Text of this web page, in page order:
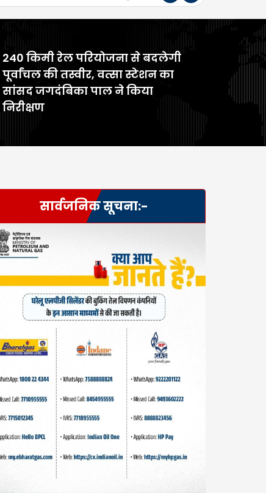
240 किमी रेल परियोजना से बदलेगी
पूर्वांचल की तस्वीर, वत्सा स्टेशन का
सांसद जगदंबिका पाल ने किया
निरीक्षण
सार्वजनिक सूचना:-